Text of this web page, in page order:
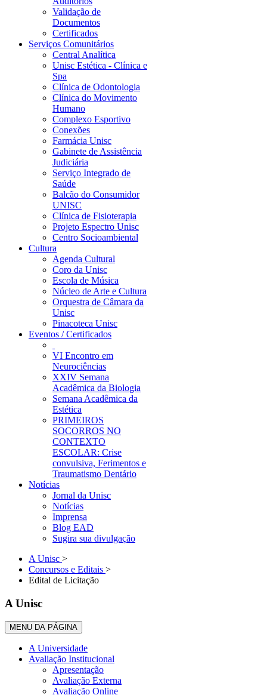
Validação de
Documentos
Certificados
Serviços Comunitários
Central Analítica
Unisc Estética - Clínica e
Spa
Clínica de Odontologia
Clínica do Movimento
Humano
Complexo Esportivo
Conexões
Farmácia Unisc
Gabinete de Assistência
Judiciária
Serviço Integrado de
Saúde
Balcão do Consumidor
UNISC
Clínica de Fisioterapia
Projeto Espectro Unisc
Centro Socioambiental
Cultura
Agenda Cultural
Coro da Unisc
Escola de Música
Núcleo de Arte e Cultura
Orquestra de Câmara da
Unisc
Pinacoteca Unisc
Eventos / Certificados
VI Encontro em
Neurociências
XXIV Semana
Acadêmica da Biologia
Semana Acadêmica da
Estética
PRIMEIROS
SOCORROS NO
CONTEXTO
ESCOLAR: Crise
convulsiva, Ferimentos e
Traumatismo Dentário
Notícias
Jornal da Unisc
Notícias
Imprensa
Blog EAD
Sugira sua divulgação
A Unisc >
Concursos e Editais >
Edital de Licitação
A Unisc
MENU DA PÁGINA
A Universidade
Avaliação Institucional
Apresentação
Avaliação Externa
Avaliação Online